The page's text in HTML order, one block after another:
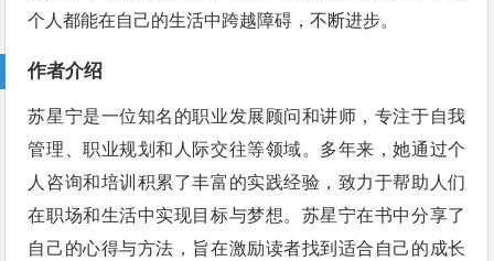
个人都能在自己的生活中跨越障碍，不断进步。
作者介绍
苏星宁是一位知名的职业发展顾问和讲师，专注于自我
管理、职业规划和人际交往等领域。多年来，她通过个
人咨询和培训积累了丰富的实践经验，致力于帮助人们
在职场和生活中实现目标与梦想。苏星宁在书中分享了
自己的心得与方法，旨在激励读者找到适合自己的成长